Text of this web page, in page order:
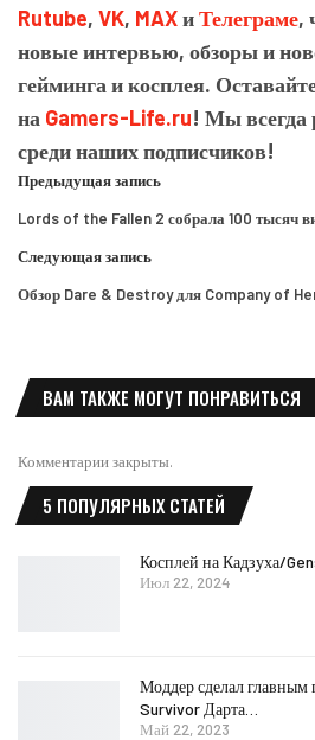
Rutube, VK, MAXиТелеграме,
новые интервью, обзоры и
гейминга и косплея.
на Gamers-Life.ru! Мы всегда
среди наших подписчиков!
Предыдущая запись
Lords of the Fallen 2 собрала 100 тысяч
Следующая запись
Обзор Dare & Destroy для Company of
ВАМ ТАКЖЕ МОГУТ ПОНРАВИТЬСЯ
Комментарии закрыты.
5 ПОПУЛЯРНЫХ СТАТЕЙ
Косплей на Кадзуха/
Июл 22, 2024
Моддер сделал
Survivor Дарта…
Май 22, 2023